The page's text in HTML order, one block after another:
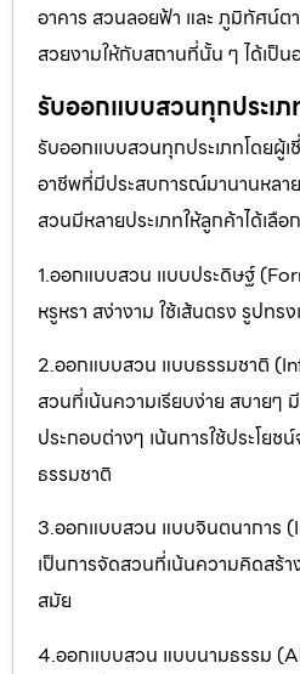
อาคาร สวนลอยฟ้า และ ภูมิทัศน์ต
สวยงามให้กับสถานที่นั้น ๆ ได้เป็น
รับออกแบบสวนทุกประเ
รับออกแบบสวนทุกประเภทโดยผู้
อาชีพที่มีประสบการณ์มานานหล
สวนมีหลายประเภทให้ลูกค้าได้เลือ
1.ออกแบบสวน แบบประดิษฐ์
หรูหรา สง่างาม ใช้เส้นตรง รูปทร
2.ออกแบบสวน แบบธรรมชาติ
สวนที่เน้นความเรียบง่าย สบายๆ
ประกอบต่างๆ เน้นการใช้ประโยช
ธรรมชาติ
3.ออกแบบสวน แบบจินตนาการ
เป็นการจัดสวนที่เน้นความคิดสร้า
สมัย
4.ออกแบบสวน แบบนามธรรม